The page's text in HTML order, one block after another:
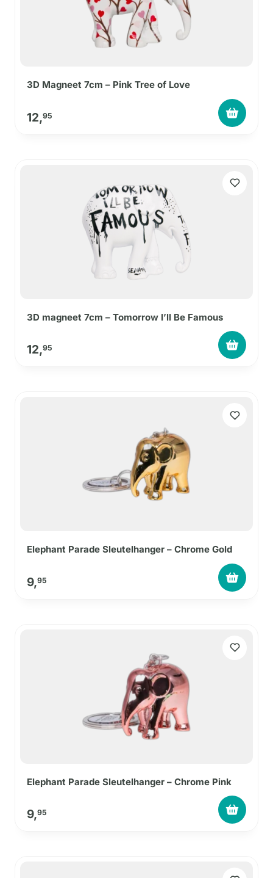
3D Magneet 7cm – Pink Tree of Love
12,95
3D magneet 7cm – Tomorrow I’ll Be Famous
12,95
Elephant Parade Sleutelhanger – Chrome Gold
9,95
Elephant Parade Sleutelhanger – Chrome Pink
9,95